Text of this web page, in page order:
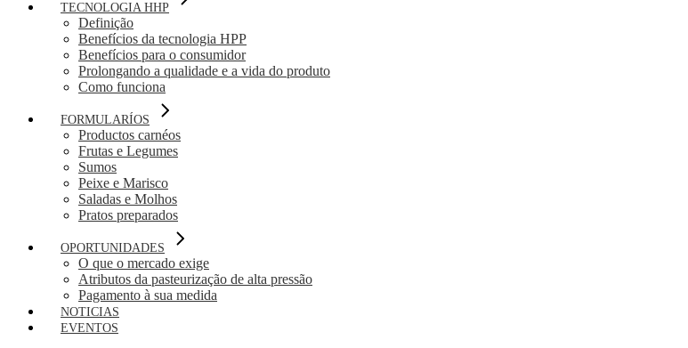
TECNOLOGIA HHP
Definição
Benefícios da tecnologia HPP
Benefícios para o consumidor
Prolongando a qualidade e a vida do produto
Como funciona
FORMULARÍOS
Productos carnéos
Frutas e Legumes
Sumos
Peixe e Marisco
Saladas e Molhos
Pratos preparados
OPORTUNIDADES
O que o mercado exige
Atributos da pasteurização de alta pressão
Pagamento à sua medida
NOTICIAS
EVENTOS